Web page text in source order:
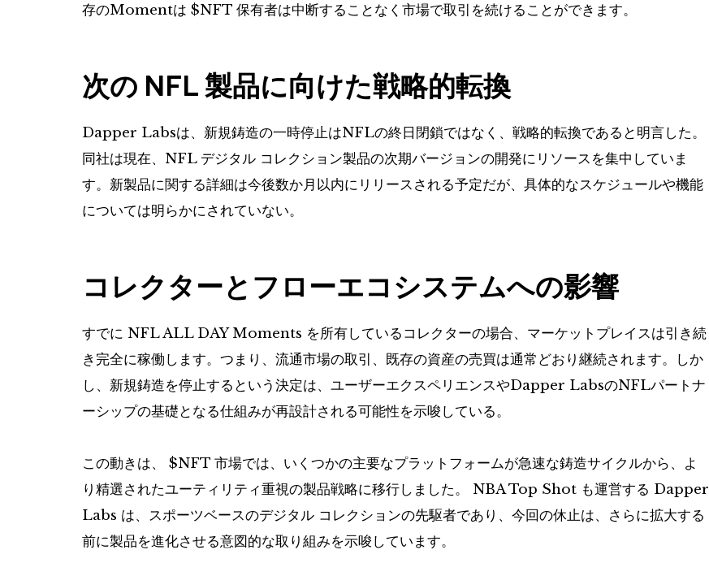
存のMomentは $NFT 保有者は中断することなく市場で取引を続けることができます。
次の NFL 製品に向けた戦略的転換
Dapper Labsは、新規鋳造の一時停止はNFLの終日閉鎖ではなく、戦略的転換であると明言した。
同社は現在、NFL デジタル コレクション製品の次期バージョンの開発にリソースを集中していま
す。新製品に関する詳細は今後数か月以内にリリースされる予定だが、具体的なスケジュールや機能
については明らかにされていない。
コレクターとフローエコシステムへの影響
すでに NFL ALL DAY Moments を所有しているコレクターの場合、マーケットプレイスは引き続
き完全に稼働します。つまり、流通市場の取引、既存の資産の売買は通常どおり継続されます。しか
し、新規鋳造を停止するという決定は、ユーザーエクスペリエンスやDapper LabsのNFLパートナ
ーシップの基礎となる仕組みが再設計される可能性を示唆している。
この動きは、 $NFT 市場では、いくつかの主要なプラットフォームが急速な鋳造サイクルから、よ
り精選されたユーティリティ重視の製品戦略に移行しました。 NBA Top Shot も運営する Dapper
Labs は、スポーツベースのデジタル コレクションの先駆者であり、今回の休止は、さらに拡大する
前に製品を進化させる意図的な取り組みを示唆しています。